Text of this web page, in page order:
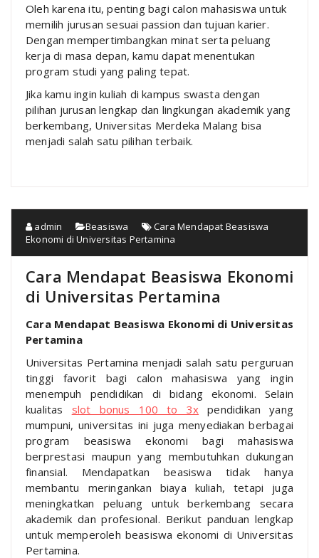
Oleh karena itu, penting bagi calon mahasiswa untuk
memilih jurusan sesuai passion dan tujuan karier.
Dengan mempertimbangkan minat serta peluang
kerja di masa depan, kamu dapat menentukan
program studi yang paling tepat.
Jika kamu ingin kuliah di kampus swasta dengan
pilihan jurusan lengkap dan lingkungan akademik yang
berkembang, Universitas Merdeka Malang bisa
menjadi salah satu pilihan terbaik.
admin Beasiswa
Cara Mendapat Beasiswa
Ekonomi di Universitas Pertamina
Cara Mendapat Beasiswa Ekonomi
di Universitas Pertamina
Cara Mendapat Beasiswa Ekonomi di Universitas
Pertamina
Universitas Pertamina menjadi salah satu perguruan
tinggi favorit bagi calon mahasiswa yang ingin
menempuh pendidikan di bidang ekonomi. Selain
kualitas slot bonus 100 to 3x pendidikan yang
mumpuni, universitas ini juga menyediakan berbagai
program beasiswa ekonomi bagi mahasiswa
berprestasi maupun yang membutuhkan dukungan
finansial. Mendapatkan beasiswa tidak hanya
membantu meringankan biaya kuliah, tetapi juga
meningkatkan peluang untuk berkembang secara
akademik dan profesional. Berikut panduan lengkap
untuk memperoleh beasiswa ekonomi di Universitas
Pertamina.